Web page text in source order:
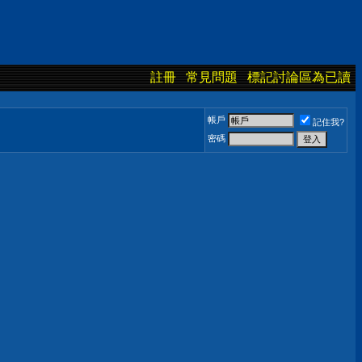
註冊 常見問題 標記討論區為已讀
帳戶
記住我?
密碼